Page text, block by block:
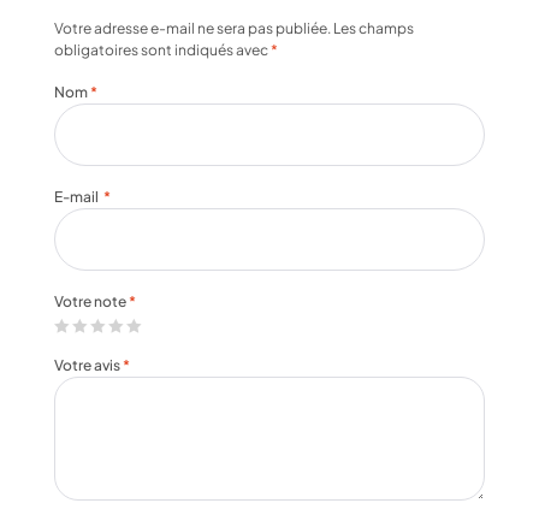
Votre adresse e-mail ne sera pas publiée. Les champs
obligatoires sont indiqués avec*
Votre note *
Votre avis *
Nom *
E-mail *